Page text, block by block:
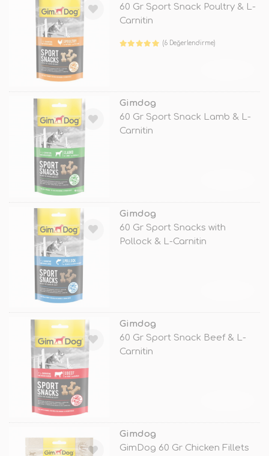
60 Gr Sport Snack Poultry & L-
Carnitin
(6 Değerlendirme)
Gimdog
60 Gr Sport Snack Lamb & L-
Carnitin
Gimdog
60 Gr Sport Snacks with
Pollock & L-Carnitin
Gimdog
60 Gr Sport Snack Beef & L-
Carnitin
Gimdog
GimDog 60 Gr Chicken Fillets